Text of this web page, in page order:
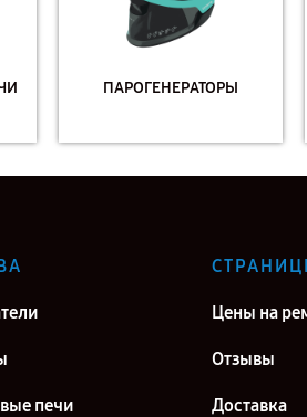
ПАРОГЕНЕРАТОРЫ
печи
Цены на
Отзывы
Доставка